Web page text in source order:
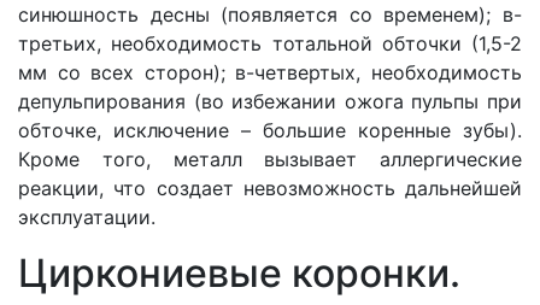
синюшность десны (появляется со временем); в-
третьих, необходимость тотальной обточки (1,5-2
мм со всех сторон); в-четвертых, необходимость
депульпирования (во избежании ожога пульпы при
обточке, исключение – большие коренные зубы).
Кроме того, металл вызывает аллергические
реакции, что создает невозможность дальнейшей
эксплуатации.
Циркониевые коронки.